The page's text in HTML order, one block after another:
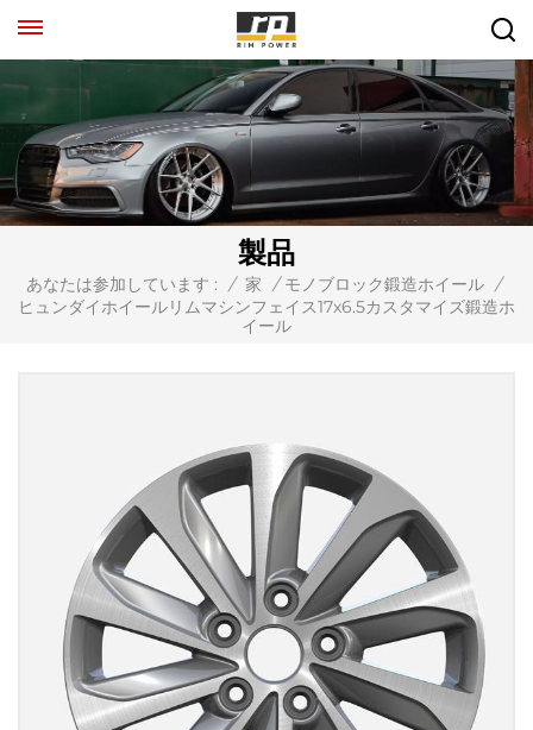
製品
あなたは参加しています : / 家 / モノブロック鍛造ホイール /
ヒュンダイホイールリムマシンフェイス17x6.5カスタマイズ鍛造ホ
イール